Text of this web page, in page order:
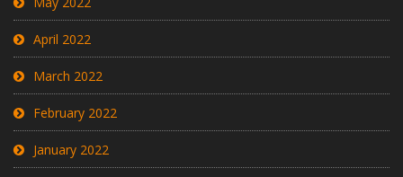
April 2022
March 2022
February 2022
January 2022